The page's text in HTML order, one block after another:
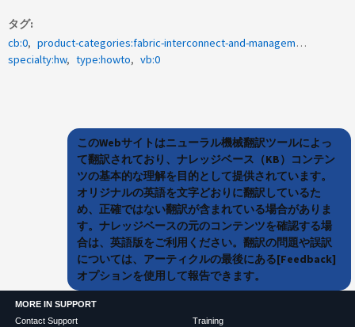
タグ
cb:0
product-categories:fabric-interconnect-and-management-switches
specialty:hw
type:howto vb:0
このWebサイトはニューラル機械翻訳ツールによっ
て翻訳されており、ナレッジベース（KB）コンテン
ツの基本的な理解を目的として提供されています。
オリジナルの英語を文字どおりに翻訳しているた
め、正確ではない翻訳が含まれている場合がありま
す。ナレッジベースの元のコンテンツを確認する場
合は、英語版をご利用ください。翻訳の問題や誤訳
については、アーティクルの最後にある[Feedback]
オプションを使用して報告できます。
MORE IN SUPPORT
Contact Support
Training